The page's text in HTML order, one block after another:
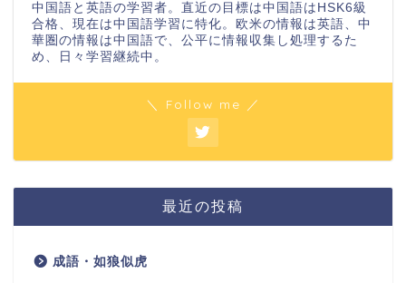
中国語と英語の学習者。直近の目標は中国語はHSK6級
合格、現在は中国語学習に特化。欧米の情報は英語、中
華圏の情報は中国語で、公平に情報収集し処理するた
め、日々学習継続中。
＼ Follow me ／
最近の投稿
成語・如狼似虎